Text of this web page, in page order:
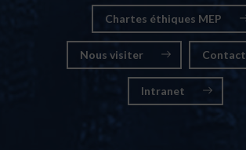
Chartes éthiques MEP
Nous visiter Contact
Intranet